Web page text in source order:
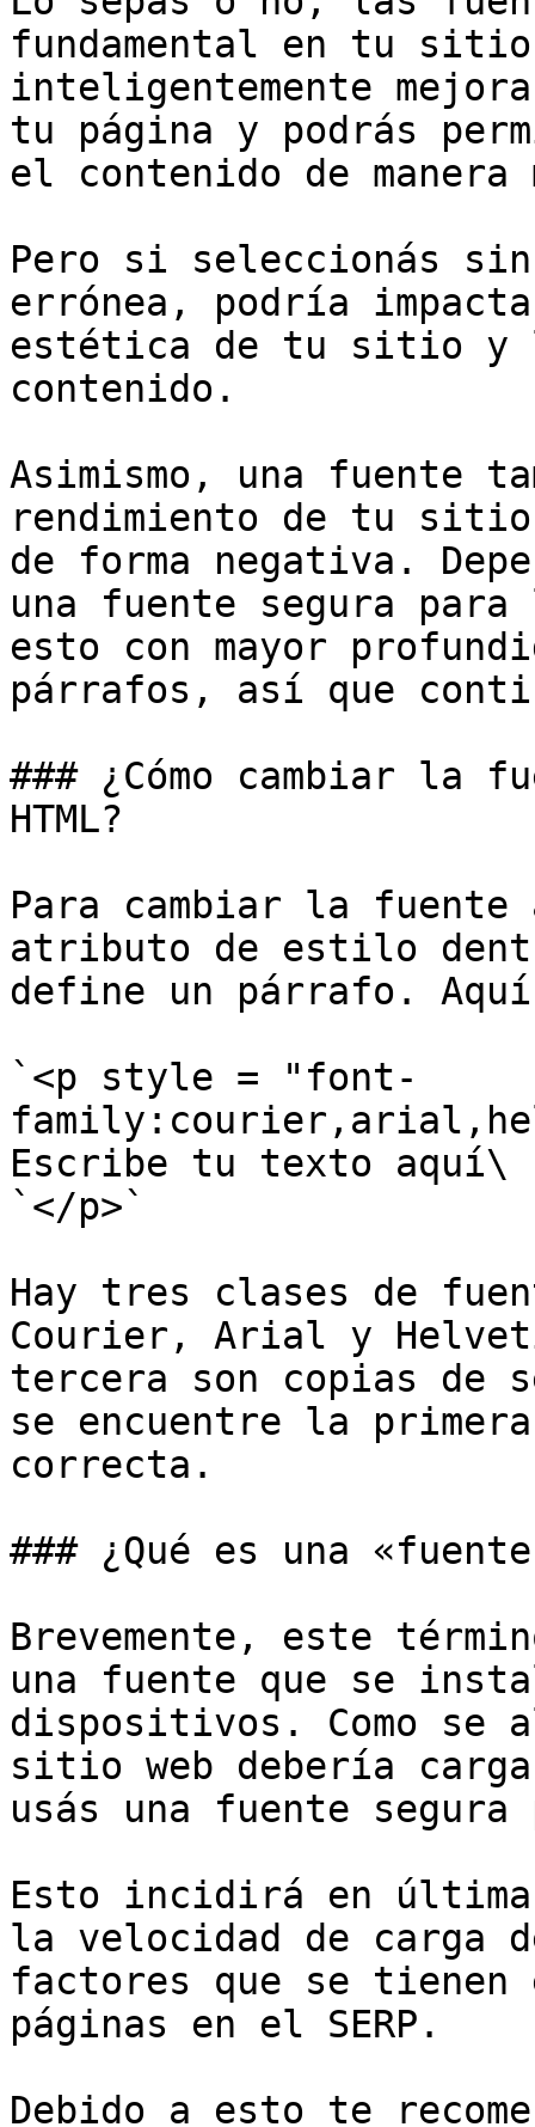
fundamental en tu
inteligentemente
tu página y podrás
el contenido de
Pero si seleccionás
errónea, podría
estética de tu sitio y
contenido.
Asimismo, una fuente
rendimiento de tu
de forma negativa.
una fuente segura para
esto con mayor
párrafos, así que
### ¿Cómo cambiar la
HTML?
Para cambiar la fuente
atributo de estilo
define un párrafo.
`<p style = "font-
Escribe tu texto aquí\
`</p>`
Hay tres clases de
Courier, Arial y
tercera son copias de
se encuentre la
correcta.
### ¿Qué es una
Brevemente, este
una fuente que se
dispositivos. Como se
sitio web debería
usás una fuente
Esto incidirá en
la velocidad de carga
factores que se tienen
páginas en el SERP.
Debido a esto te